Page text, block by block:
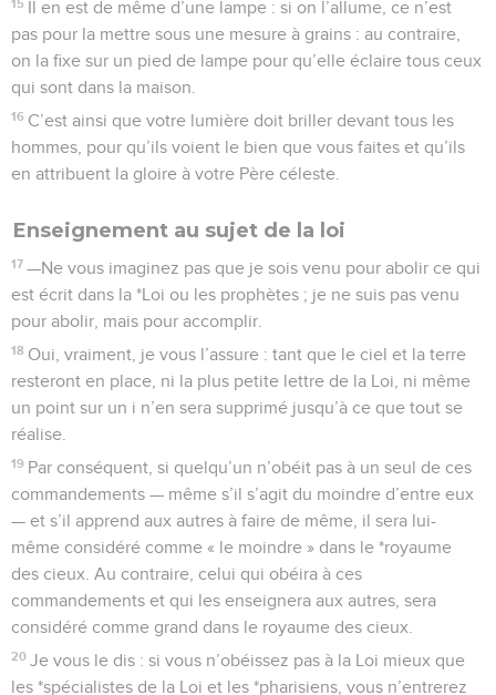
resteront en place, ni la plus petite lettre de la Loi, ni même
un point sur un i n’en sera supprimé jusqu’à ce que tout se
réalise.
19 Par conséquent, si quelqu’un n’obéit pas à un seul de ces
commandements — même s’il s’agit du moindre d’entre eux
— et s’il apprend aux autres à faire de même, il sera lui-
même considéré comme « le moindre » dans le *royaume
commandements et qui les enseignera aux autres, sera
considéré comme grand dans le royaume des cieux.
Je vous le dis : si vous n’obéissez pas à la Loi mieux que
les *spécialistes de la Loi et les *pharisiens, vous n’entrerez
pas dans le royaume des cieux.
Enseignement au sujet de la colère
21 —Vous avez appris qu’il a été dit à nos ancêtres : « Tu ne
commettras pas de meurtre. Si quelqu’un a commis un
meurtre, il en répondra devant le tribunal. »
22 Eh bien, moi, je vous dis : Celui qui se met en colère
contre son frère sera traduit en justice. Celui qui lui dit
« imbécile » passera devant le tribunal, et celui qui le traite
de fou est bon pour le feu de l’enfer.
23 Si donc, au moment de présenter ton offrande devant
l’autel, tu te souviens que ton frère a quelque chose contre
toi,